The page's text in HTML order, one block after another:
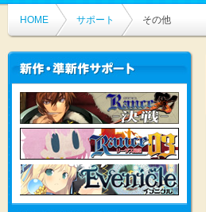
HOME サポート その他